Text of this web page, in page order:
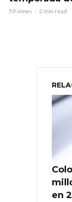
59 views 2 min read
en